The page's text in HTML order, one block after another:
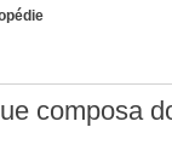
composa